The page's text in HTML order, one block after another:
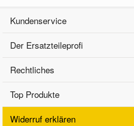
Kundenservice
Der Ersatzteileprofi
Rechtliches
Top Produkte
Widerruf erklären